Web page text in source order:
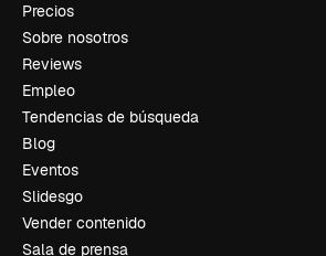
Precios
Sobre nosotros
Reviews
Empleo
Tendencias de búsqueda
Blog
Eventos
Slidesgo
Vender contenido
Sala de prensa